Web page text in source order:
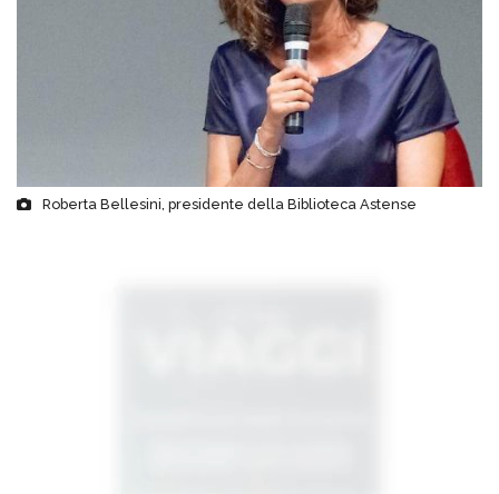
Roberta Bellesini, presidente della Biblioteca Astense